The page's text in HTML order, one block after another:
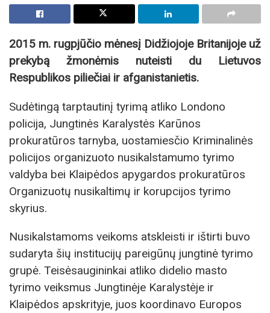
2015 m. rugpjūčio mėnesį Didžiojoje Britanijoje už
prekybą žmonėmis nuteisti du Lietuvos
Respublikos piliečiai ir afganistanietis.
Sudėtingą tarptautinį tyrimą atliko Londono
policija, Jungtinės Karalystės Karūnos
prokuratūros tarnyba, uostamiesčio Kriminalinės
policijos organizuoto nusikalstamumo tyrimo
valdyba bei Klaipėdos apygardos prokuratūros
Organizuotų nusikaltimų ir korupcijos tyrimo
skyrius.
Nusikalstamoms veikoms atskleisti ir ištirti buvo
sudaryta šių institucijų pareigūnų jungtinė tyrimo
grupė. Teisėsaugininkai atliko didelio masto
tyrimo veiksmus Jungtinėje Karalystėje ir
Klaipėdos apskrityje, juos koordinavo Europos